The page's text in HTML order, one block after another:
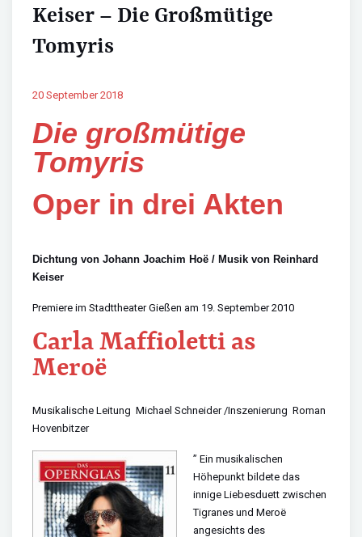
Keiser – Die Großmütige
Tomyris
20 September 2018
Die großmütige
Tomyris
Oper in drei Akten
Dichtung von Johann Joachim Hoë / Musik von Reinhard
Keiser
Premiere im Stadttheater Gießen am 19. September 2010
Carla Maffioletti as
Meroë
Musikalische Leitung Michael Schneider /Inszenierung Roman
Hovenbitzer
” Ein musikalischen
Höhepunkt bildete das
innige Liebesduett zwischen
Tigranes und Meroë
angesichts des